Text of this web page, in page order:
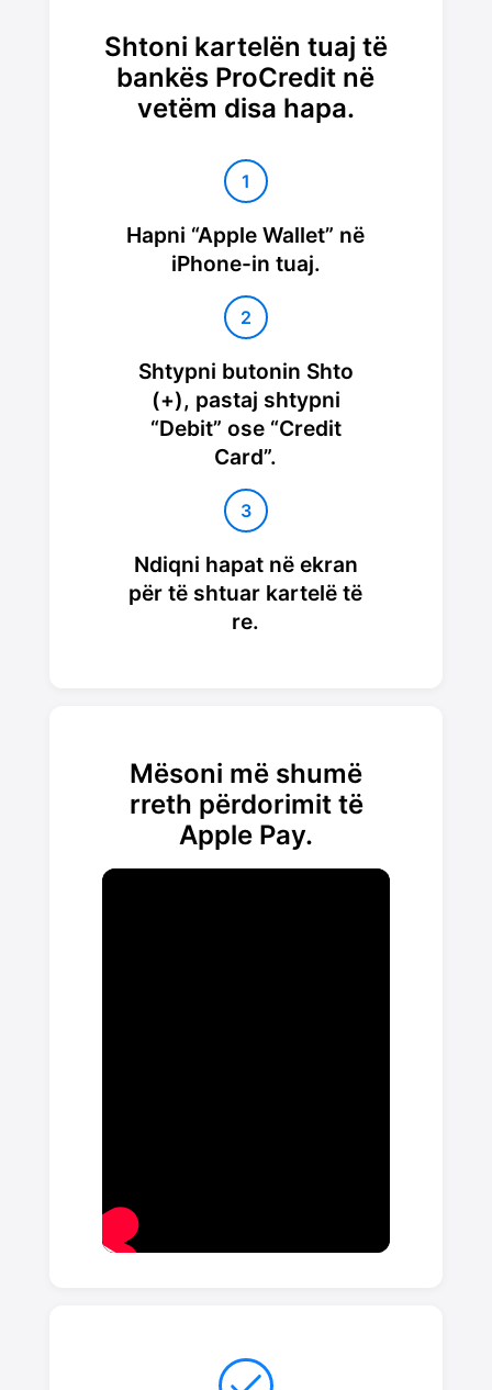
Shtoni kartelën tuaj të
bankës ProCredit në
vetëm disa hapa.
1
Hapni “Apple Wallet” në
iPhone-in tuaj.
2
Shtypni butonin Shto
(+), pastaj shtypni
“Debit” ose “Credit
Card”.
3
Ndiqni hapat në ekran
për të shtuar kartelë të
re.
Mësoni më shumë
rreth përdorimit të
Apple Pay.